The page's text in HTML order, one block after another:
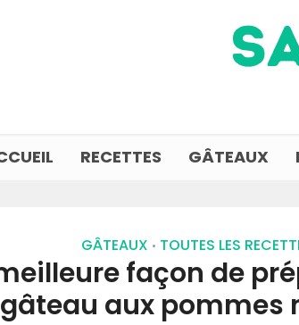
RECETTES GÂTEAUX
GÂTEAUX • TOUTES LES
façon de
gâteau aux pommes